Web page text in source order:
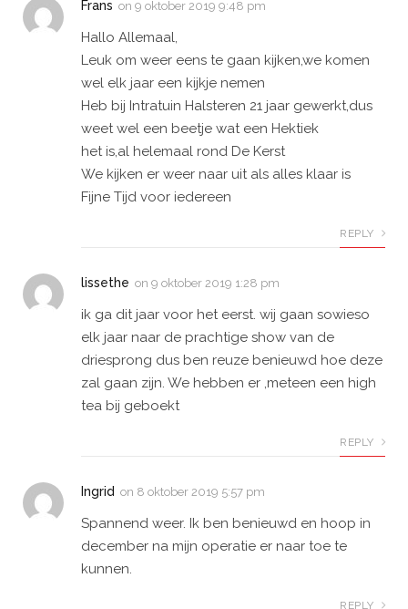
Frans on 9 oktober 2019 9:48 pm
Hallo Allemaal,
Leuk om weer eens te gaan kijken,we komen
wel elk jaar een kijkje nemen
Heb bij Intratuin Halsteren 21 jaar gewerkt,dus
weet wel een beetje wat een Hektiek
het is,al helemaal rond De Kerst
We kijken er weer naar uit als alles klaar is
Fijne Tijd voor iedereen
REPLY
lissethe on 9 oktober 2019 1:28 pm
ik ga dit jaar voor het eerst. wij gaan sowieso
elk jaar naar de prachtige show van de
driesprong dus ben reuze benieuwd hoe deze
zal gaan zijn. We hebben er ,meteen een high
tea bij geboekt
REPLY
Ingrid on 8 oktober 2019 5:57 pm
Spannend weer. Ik ben benieuwd en hoop in
december na mijn operatie er naar toe te
kunnen.
REPLY